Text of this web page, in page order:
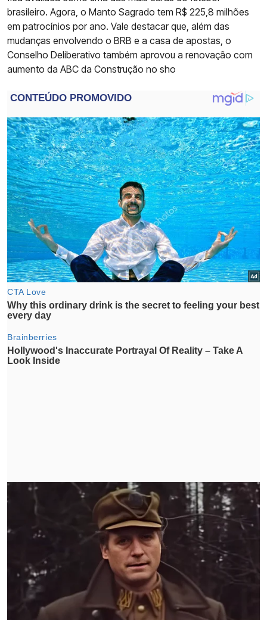
brasileiro. Agora, o Manto Sagrado tem R$ 225,8 milhões
em patrocínios por ano. Vale destacar que, além das
mudanças envolvendo o BRB e a casa de apostas, o
Conselho Deliberativo também aprovou a renovação com
aumento da ABC da Construção no sho